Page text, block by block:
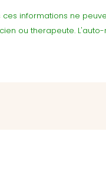
ces informations ne
ou therapeute.